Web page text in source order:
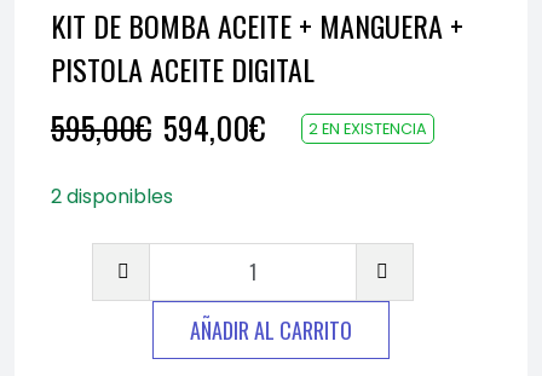
KIT DE BOMBA ACEITE + MANGUERA +
PISTOLA ACEITE DIGITAL
595,00€El
precio
original
era:
595,00€.
594,00€El
actual
es:
594,00€.
2 EN EXISTENCIA
2 disponibles
BOMBA
ACEITE
AÑADIR AL CARRITO